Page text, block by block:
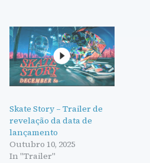
Skate Story – Trailer de
revelação da data de
lançamento
Outubro 10, 2025
In "Trailer"